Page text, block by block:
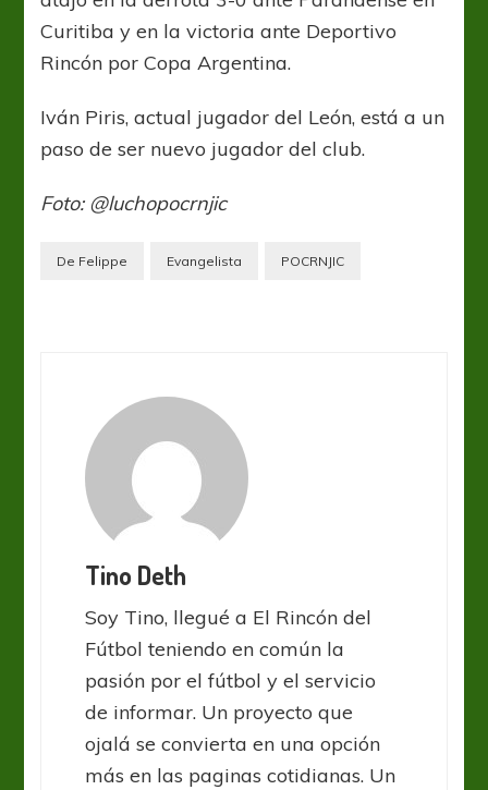
Curitiba y en la victoria ante Deportivo
Rincón por Copa Argentina.
Iván Piris, actual jugador del León, está a un
paso de ser nuevo jugador del club.
Foto: @luchopocrnjic
De Felippe Evangelista POCRNJIC
Tino Deth
Soy Tino, llegué a El Rincón del
Fútbol teniendo en común la
pasión por el fútbol y el servicio
de informar. Un proyecto que
ojalá se convierta en una opción
más en las paginas cotidianas. Un